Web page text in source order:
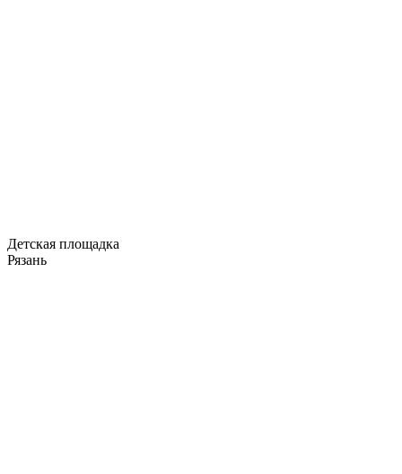
Детская площадка
Рязань